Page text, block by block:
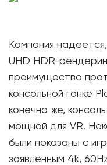
Компания
UHD HDR-
преимущество
консольной гонке
конечно же,
мощной для VR.
были показаны с
заявленным 4k,